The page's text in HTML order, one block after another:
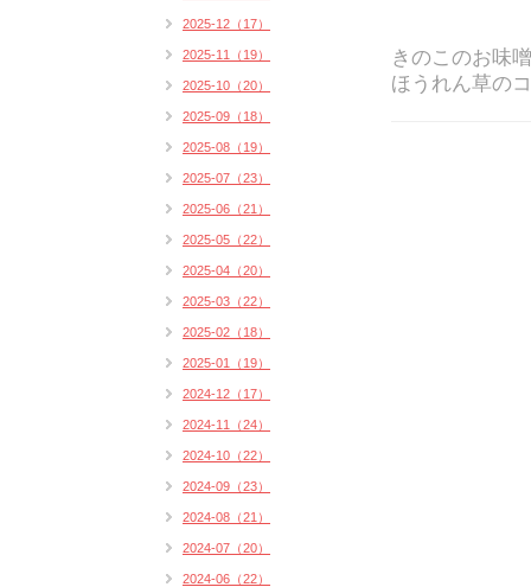
きのこのお味
ほうれん草の
2025-12（17）
2025-11（19）
2025-10（20）
2025-09（18）
2025-08（19）
2025-07（23）
2025-06（21）
2025-05（22）
2025-04（20）
2025-03（22）
2025-02（18）
2025-01（19）
2024-12（17）
2024-11（24）
2024-10（22）
2024-09（23）
2024-08（21）
2024-07（20）
2024-06（22）